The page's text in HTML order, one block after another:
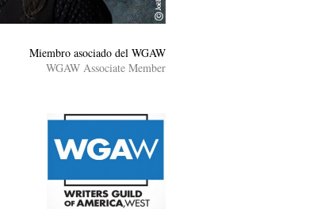
Miembro asociado del WGAW
WGAW Associate Member